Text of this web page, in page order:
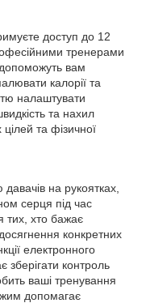
доступ до 12
тренерами
вам
калорії та
налаштувати
та нахил
та фізичної
на рукоятках,
серця під час
тих, хто бажає
конкретних
електронного
контроль
ваші тренування
допомагає